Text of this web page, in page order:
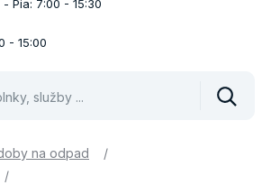
- Pia: 7:00 - 15:30
- 15:00
na odpad
/
/